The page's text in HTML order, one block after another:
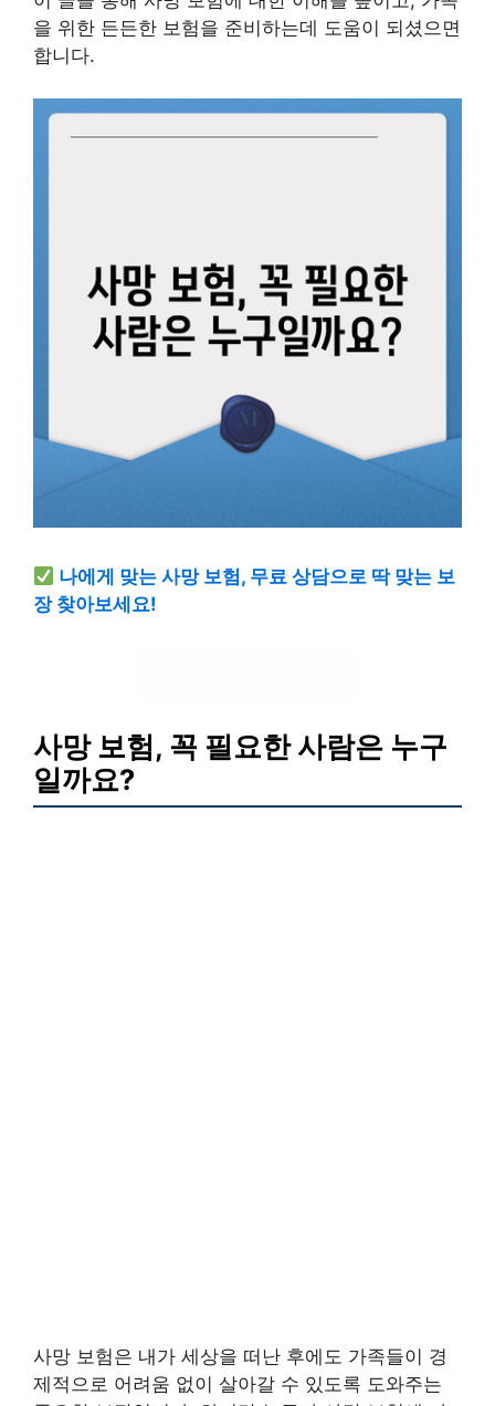
을 위한 든든한 보험을 준비하는데 도움이 되셨으면
합니다.
나에게 맞는 사망 보험, 무료 상담으로 딱 맞는 보
장 찾아보세요!
사망 보험, 꼭 필요한 사람은 누구
일까요?
사망 보험은 내가 세상을 떠난 후에도 가족들이 경
제적으로 어려움 없이 살아갈 수 있도록 도와주는